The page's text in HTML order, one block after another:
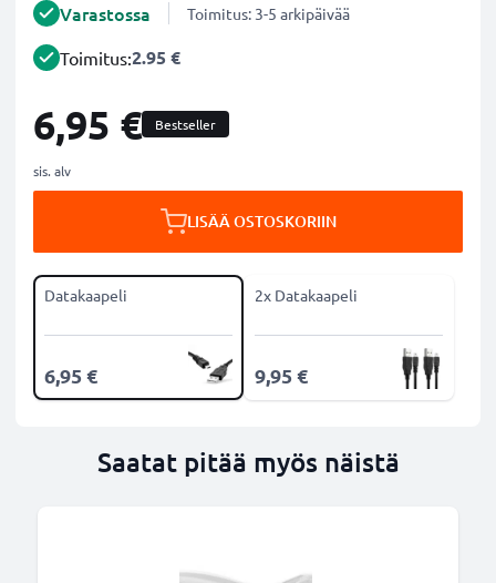
Varastossa Toimitus: 3-5 arkipäivää
Toimitus:2.95 €
6,95 € Bestseller
sis. alv
LISÄÄ OSTOSKORIIN
Datakaapeli
6,95 €
2x Datakaapeli
9,95 €
Saatat pitää myös näistä